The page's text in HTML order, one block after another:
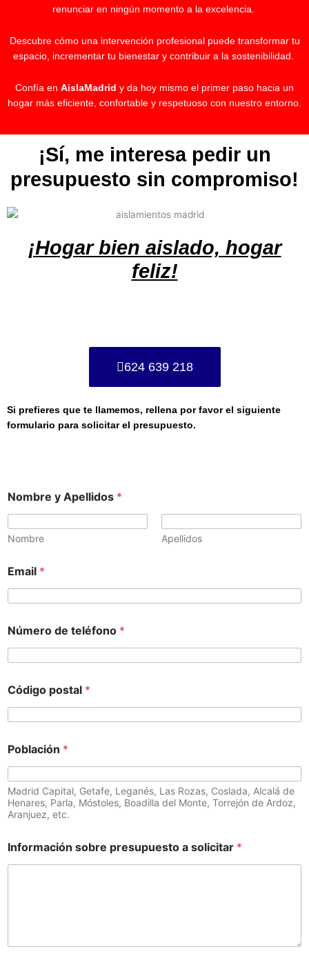
renunciar en ningún momento a la excelencia.
Descubre cómo una intervención profesional puede transformar tu
espacio, incrementar tu bienestar y contribuir a la sostenibilidad.
Confía en AislaMadrid y da hoy mismo el primer paso hacia un
hogar más eficiente, confortable y respetuoso con nuestro entorno.
¡Sí, me interesa pedir un
presupuesto sin compromiso!
¡Hogar bien aislado, hogar
feliz!
624 639 218
Si prefieres que te llamemos, rellena por favor el siguiente
formulario para solicitar el presupuesto.
Nombre y Apellidos *
Nombre Apellidos
Email *
Número de teléfono *
Código postal *
Población *
Madrid Capital, Getafe, Leganés, Las Rozas, Coslada, Alcalá de
Henares, Parla, Móstoles, Boadilla del Monte, Torrejón de Ardoz,
Aranjuez, etc.
Información sobre presupuesto a solicitar *